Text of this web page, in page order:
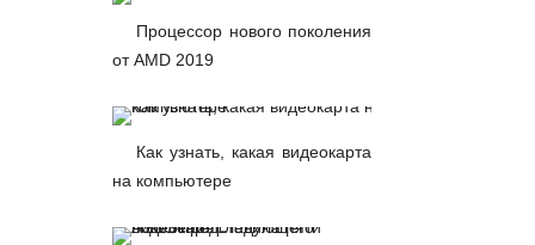
Процессор нового поколения
от AMD 2019
Как узнать, какая видеокарта
на компьютере